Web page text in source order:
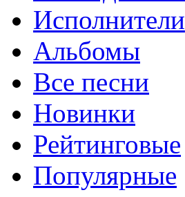
Исполнители
Альбомы
Все песни
Новинки
Рейтинговые
Популярные